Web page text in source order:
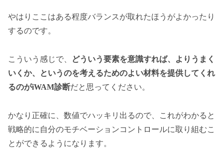
やはりここはある程度バランスが取れたほうがよかったり
するのです。
こういう感じで、
どういう要素を意識すれば、よりうまく
いくか、というのを考えるためのよい材料を提供してくれ
るのがiWAM診断だと思ってください。
かなり正確に、数値でハッキリ出るので、これがわかると
戦略的に自分のモチベーションコントロールに取り組むこ
とができるようになります。